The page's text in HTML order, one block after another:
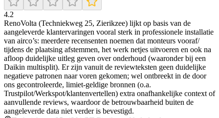
4.2
RenoVolta (Techniekweg 25, Zierikzee) lijkt op basis van de
aangeleverde klantervaringen vooral sterk in professionele installatie
van airco’s: meerdere recensenten noemen dat monteurs vooraf/
tijdens de plaatsing afstemmen, het werk netjes uitvoeren en ook na
afloop duidelijke uitleg geven over onderhoud (waaronder bij een
Daikin multisplit). Er zijn vanuit de reviewteksten geen duidelijke
negatieve patronen naar voren gekomen; wel ontbreekt in de door
ons gecontroleerde, limiet-geldige bronnen (o.a.
Trustpilot/Werkspot/klantenvertellen) extra onafhankelijke context of
aanvullende reviews, waardoor de betrouwbaarheid buiten de
aangeleverde data niet verder is bevestigd.